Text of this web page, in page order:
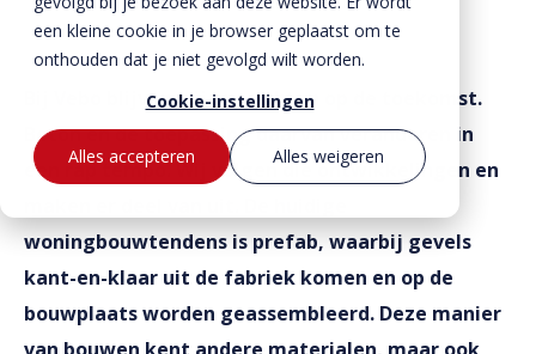
een kleine cookie in je browser geplaatst om te
onthouden dat je niet gevolgd wilt worden.
Cookie-instellingen
Alles accepteren
Alles weigeren
Downloads
Spekbanden
Gevelbanden
Raamdorpels
Kozijnkaders
Kantplanken
Spuwers
Oplegblokken & sluitstenen
Lateien
Spekbanden
Raamdorpels
Vogelstenen
Lateien
Geveldragers
Borstweringssteunen
Over ons
Historie
Werken bij Vebo
MVO
Downloads
Certificaten
Verwerkingsadviezen
Prestatieverklaringen
CO2 footprints
Documentatie
Diversen
Contact met Vebo
Offerte aanvragen
Contactpersonen
Bij Vebo blijven wij ons richten op de toekomst.
Beton en de toepassing daarvan veranderen in
een rap tempo. Wij volgen die ontwikkelingen en
woningbouwtendens is prefab, waarbij gevels
kant-en-klaar uit de fabriek komen en op de
bouwplaats worden geassembleerd. Deze manier